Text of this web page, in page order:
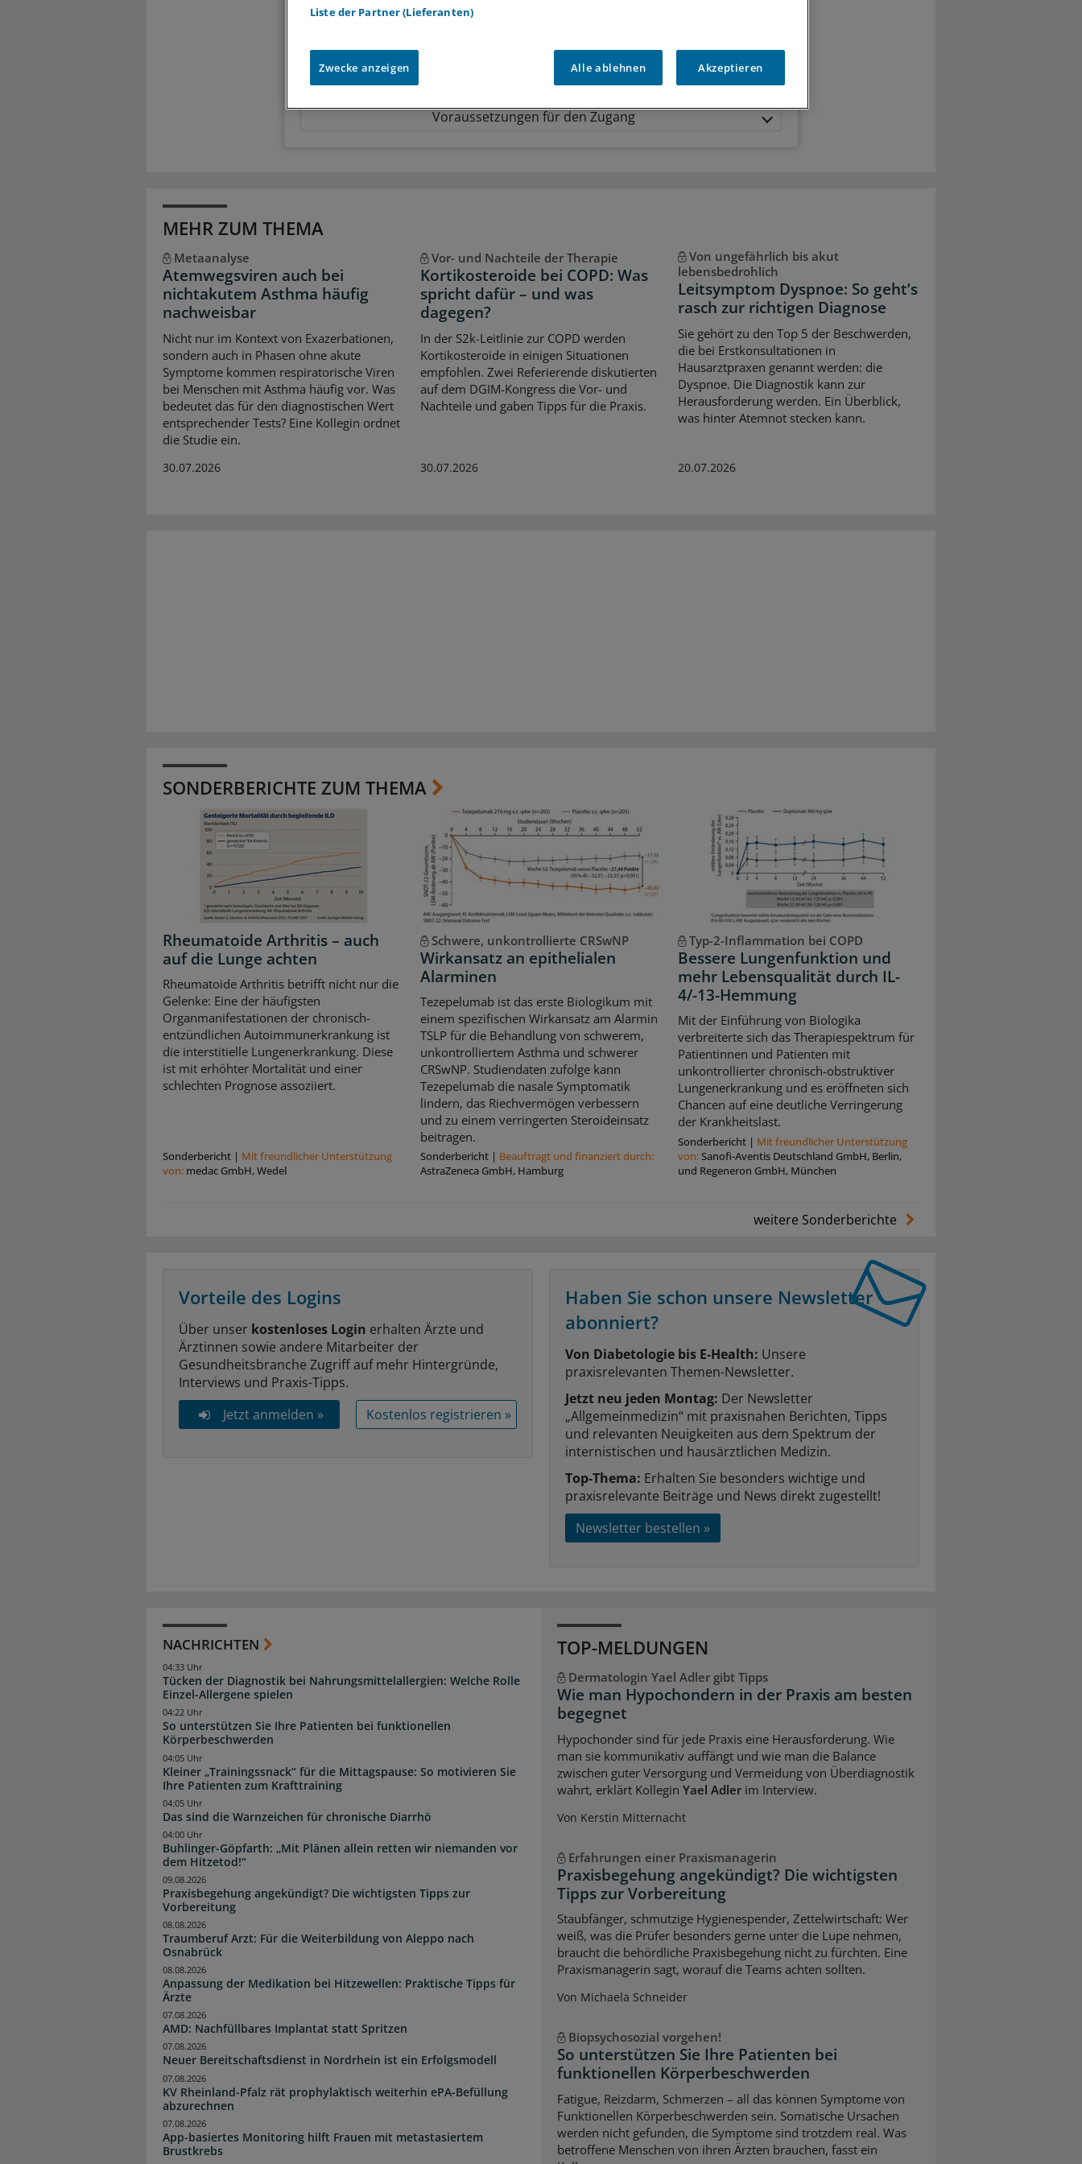
Ihre Vorteile des kostenlosen Login:
MehrAnalysen, Hintergründe und Infografiken
ExklusiveInterviews und Praxis-Tipps
Zugriff auf alle
medizinischen Berichte und Kommentare
Voraussetzungen für den Zugang
MEHR ZUM THEMA
Metaanalyse
Atemwegsviren auch bei
nichtakutem Asthma häufig
nachweisbar
Nicht nur im Kontext von Exazerbationen,
sondern auch in Phasen ohne akute
Symptome kommen respiratorische Viren
bei Menschen mit Asthma häufig vor. Was
bedeutet das für den diagnostischen Wert
entsprechender Tests? Eine Kollegin ordnet
die Studie ein.
30.07.2026
Vor- und Nachteile der Therapie
Kortikosteroide bei COPD: Was
spricht dafür – und was
dagegen?
In der S2k-Leitlinie zur COPD werden
Kortikosteroide in einigen Situationen
empfohlen. Zwei Referierende diskutierten
auf dem DGIM-Kongress die Vor- und
Nachteile und gaben Tipps für die Praxis.
30.07.2026
Von ungefährlich bis akut
lebensbedrohlich
Leitsymptom Dyspnoe: So geht’s
rasch zur richtigen Diagnose
Sie gehört zu den Top 5 der Beschwerden,
die bei Erstkonsultationen in
Hausarztpraxen genannt werden: die
Dyspnoe. Die Diagnostik kann zur
Herausforderung werden. Ein Überblick,
was hinter Atemnot stecken kann.
20.07.2026
SONDERBERICHTE ZUM THEMA
Rheumatoide Arthritis – auch
auf die Lunge achten
Rheumatoide Arthritis betrifft nicht nur die
Gelenke: Eine der häufigsten
Organmanifestationen der chronisch-
entzündlichen Autoimmunerkrankung ist
die interstitielle Lungenerkrankung. Diese
ist mit erhöhter Mortalität und einer
schlechten Prognose assoziiert.
Sonderbericht | Mit freundlicher Unterstützung
von: medac GmbH, Wedel
Schwere, unkontrollierte CRSwNP
Wirkansatz an epithelialen
Alarminen
Tezepelumab ist das erste Biologikum mit
einem spezifischen Wirkansatz am Alarmin
TSLP für die Behandlung von schwerem,
unkontrolliertem Asthma und schwerer
CRSwNP. Studiendaten zufolge kann
Tezepelumab die nasale Symptomatik
lindern, das Riechvermögen verbessern
und zu einem verringerten Steroideinsatz
beitragen.
Sonderbericht| Beauftragt und ﬁnanziert durch:
AstraZeneca GmbH, Hamburg
Typ-2-Inflammation bei COPD
Bessere Lungenfunktion und
mehr Lebensqualität durch IL-
4/-13-Hemmung
Mit der Einführung von Biologika
verbreiterte sich das Therapiespektrum für
Patientinnen und Patienten mit
unkontrollierter chronisch-obstruktiver
Lungenerkrankung und es eröffneten sich
Chancen auf eine deutliche Verringerung
der Krankheitslast.
Sonderbericht| Mit freundlicher Unterstützung
von:Sanoﬁ-Aventis Deutschland GmbH, Berlin,
und Regeneron GmbH, München
weitere Sonderberichte
Vorteile des Logins
Über unser kostenloses Login erhalten Ärzte und
Ärztinnen sowie andere Mitarbeiter der
Gesundheitsbranche Zugriff auf mehr Hintergründe,
Interviews und Praxis-Tipps.
Jetzt anmelden »
Kostenlos registrieren »
Haben Sie schon unsere Newsletter
abonniert?
Von Diabetologie bis E-Health: Unsere
praxisrelevanten Themen-Newsletter.
Jetzt neu jeden Montag: Der Newsletter
„Allgemeinmedizin“ mit praxisnahen Berichten, Tipps
und relevanten Neuigkeiten aus dem Spektrum der
internistischen und hausärztlichen Medizin.
Top-Thema: Erhalten Sie besonders wichtige und
praxisrelevante Beiträge und News direkt zugestellt!
Newsletter bestellen »
NACHRICHTEN
Tücken der Diagnostik bei Nahrungsmittelallergien: Welche Rolle
Einzel-Allergene spielen
04:33 Uhr
So unterstützen Sie Ihre Patienten bei funktionellen
Körperbeschwerden
04:22 Uhr
Kleiner „Trainingssnack“ für die Mittagspause: So motivieren Sie
Ihre Patienten zum Krafttraining
04:05 Uhr
Das sind die Warnzeichen für chronische Diarrhö
04:05 Uhr
Buhlinger-Göpfarth: „Mit Plänen allein retten wir niemanden vor
dem Hitzetod!“
04:00 Uhr
Praxisbegehung angekündigt? Die wichtigsten Tipps zur
Vorbereitung
09.08.2026
Traumberuf Arzt: Für die Weiterbildung von Aleppo nach
Osnabrück
08.08.2026
Anpassung der Medikation bei Hitzewellen: Praktische Tipps für
Ärzte
08.08.2026
AMD: Nachfüllbares Implantat statt Spritzen
07.08.2026
Neuer Bereitschaftsdienst in Nordrhein ist ein Erfolgsmodell
07.08.2026
KV Rheinland-Pfalz rät prophylaktisch weiterhin ePA-Befüllung
abzurechnen
07.08.2026
App-basiertes Monitoring hilft Frauen mit metastasiertem
Brustkrebs
07.08.2026
TOP-MELDUNGEN
Dermatologin Yael Adler gibt Tipps
Wie man Hypochondern in der Praxis am besten
begegnet
Hypochonder sind für jede Praxis eine Herausforderung. Wie
man sie kommunikativ auffängt und wie man die Balance
zwischen guter Versorgung und Vermeidung von Überdiagnostik
wahrt, erklärt Kollegin Yael Adler im Interview.
Von Kerstin Mitternacht
Erfahrungen einer Praxismanagerin
Praxisbegehung angekündigt? Die wichtigsten
Tipps zur Vorbereitung
Staubfänger, schmutzige Hygienespender, Zettelwirtschaft: Wer
weiß, was die Prüfer besonders gerne unter die Lupe nehmen,
braucht die behördliche Praxisbegehung nicht zu fürchten. Eine
Praxismanagerin sagt, worauf die Teams achten sollten.
Von Michaela Schneider
Biopsychosozial vorgehen!
So unterstützen Sie Ihre Patienten bei
funktionellen Körperbeschwerden
Fatigue, Reizdarm, Schmerzen – all das können Symptome von
Funktionellen Körperbeschwerden sein. Somatische Ursachen
werden nicht gefunden, die Symptome sind trotzdem real. Was
betroffene Menschen von ihren Ärzten brauchen, fasst ein
Liste der Partner (Lieferanten)
Zwecke anzeigen Alle ablehnen Akzeptieren